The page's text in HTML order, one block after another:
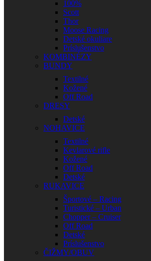
100%
Scott
Thor
Moose Racing
Detské okuliare
Príslušenstvo
KOMBINÉZY
BUNDY
Textilné
Kožené
Off Road
DRESY
Detské
NOHAVICE
Textilné
Kevlarové rifle
Kožené
Off Road
Detské
RUKAVICE
Športové – Racing
Turistické – Urban
Chopper – Cruiser
Off Road
Detské
Príslušenstvo
ČIŽMY/OBUV